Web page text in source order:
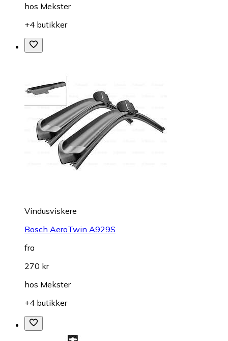
hos Mekster
+4 butikker
Vindusviskere
Bosch AeroTwin A929S
fra
270 kr
hos Mekster
+4 butikker